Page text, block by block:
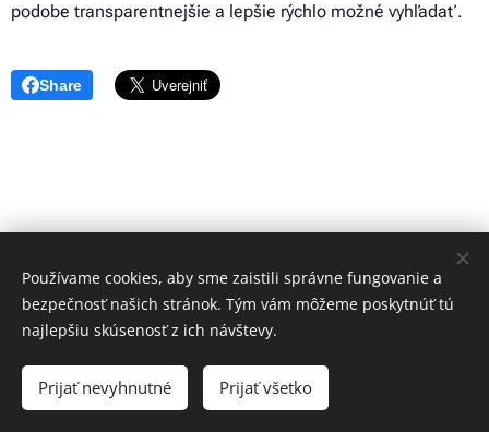
podobe transparentnejšie a lepšie rýchlo možné vyhľadať.
Share
Vytvorené službouWebnode
Používame cookies, aby sme zaistili správne fungovanie a
bezpečnosť našich stránok. Tým vám môžeme poskytnúť tú
najlepšiu skúsenosť z ich návštevy.
Prijať nevyhnutné Prijať všetko